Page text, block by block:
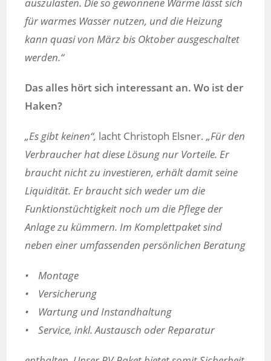
auszulasten. Die so gewonnene Wärme lässt sich
für warmes Wasser nutzen, und die Heizung
kann quasi von März bis Oktober ausgeschaltet
werden.“
Das alles hört sich interessant an. Wo ist der
Haken?
„Es gibt keinen“, lacht Christoph Elsner.„Für den
Verbraucher hat diese Lösung nur Vorteile. Er
braucht nicht zu investieren, erhält damit seine
Liquidität. Er braucht sich weder um die
Funktionstüchtigkeit noch um die Pflege der
Anlage zu kümmern. Im Komplettpaket sind
neben einer umfassenden persönlichen Beratung
• Montage
• Versicherung
• Wartung und Instandhaltung
• Service, inkl. Austausch oder Reparatur